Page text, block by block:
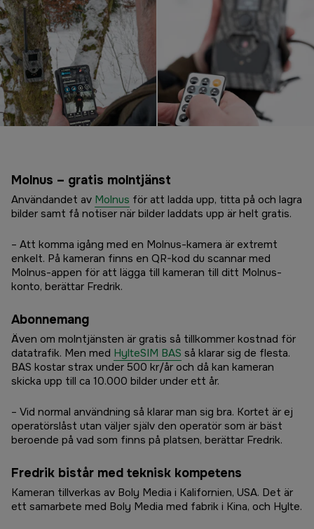
Molnus – gratis molntjänst
Användandet av Molnus för att ladda upp, titta på och lagra
bilder samt få notiser när bilder laddats upp är helt gratis.
– Att komma igång med en Molnus-kamera är extremt
enkelt. På kameran finns en QR-kod du scannar med
Molnus-appen för att lägga till kameran till ditt Molnus-
konto, berättar Fredrik.
Abonnemang
Även om molntjänsten är gratis så tillkommer kostnad för
datatrafik. Men med HylteSIM BAS så klarar sig de flesta.
BAS kostar strax under 500 kr/år och då kan kameran
skicka upp till ca 10.000 bilder under ett år.
– Vid normal användning så klarar man sig bra. Kortet är ej
operatörslåst utan väljer själv den operatör som är bäst
beroende på vad som finns på platsen, berättar Fredrik.
Fredrik bistår med teknisk kompetens
Kameran tillverkas av Boly Media i Kalifornien, USA. Det är
ett samarbete med Boly Media med fabrik i Kina, och Hylte.